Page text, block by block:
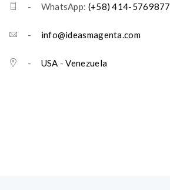
- WhatsApp: (+58) 414-5769877
- info@ideasmagenta.com
- USA -Venezuela